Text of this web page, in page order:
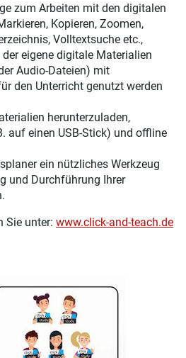
zum Arbeiten mit den digitalen
Kopieren, Zoomen,
Volltextsuche etc.,
eigene digitale Materialien
Audio-Dateien) mit
den Unterricht genutzt werden
herunterzuladen,
auf einen USB-Stick) und offline
ein nützliches Werkzeug
und Durchführung Ihrer
Sie unter: www.click-and-teach.de